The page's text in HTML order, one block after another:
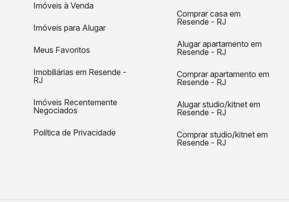
Imóveis à Venda
Imóveis para Alugar
Meus Favoritos
Imobiliárias em Resende -
RJ
Imóveis Recentemente
Negociados
Política de Privacidade
Comprar casa em
Resende - RJ
Alugar apartamento em
Resende - RJ
Comprar apartamento em
Resende - RJ
Alugar studio/kitnet em
Resende - RJ
Comprar studio/kitnet em
Resende - RJ